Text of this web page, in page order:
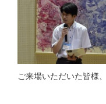
ご来場いただいた皆様